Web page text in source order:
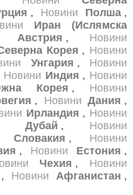
, Новини Полша ,
Иран (Ислямска
Австрия , Новини
Корея , Новини
Унгария , Новини
Новини Индия , Новини
Корея , Новини
, Новини Дания ,
Ирландия , Новини
Дубай , Новини
Словакия , Новини
, Новини Естония ,
Чехия , Новини
, Новини Афганистан ,